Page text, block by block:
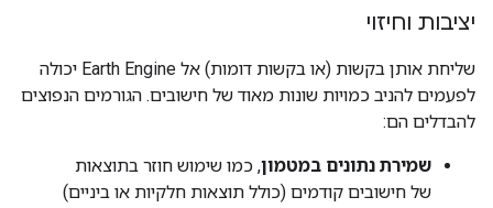
יציבות וחיזוי
שליחת אותן בקשות (או בקשות דומות) אל Earth Engine יכולה
לפעמים להניב כמויות שונות מאוד של חישובים. הגורמים הנפוצים
להבדלים הם:
שמירת נתונים במטמון, כמו שימוש חוזר בתוצאות
של חישובים קודמים (כולל תוצאות חלקיות או ביניים)